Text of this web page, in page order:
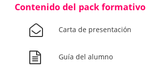
Contenido del pack formativo
Carta de presentación
Guía del alumno